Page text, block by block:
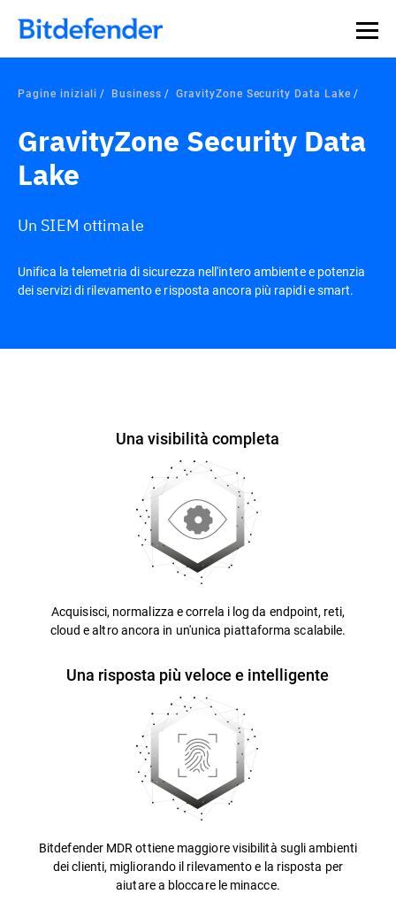
Pagine iniziali Business GravityZone Security Data Lake
GravityZone Security Data
Lake
Un SIEM ottimale
Unifica la telemetria di sicurezza nell'intero ambiente e potenzia
dei servizi di rilevamento e risposta ancora più rapidi e smart.
Una visibilità completa
Acquisisci, normalizza e correla i log da endpoint, reti,
cloud e altro ancora in un'unica piattaforma scalabile.
Una risposta più veloce e intelligente
Bitdefender MDR ottiene maggiore visibilità sugli ambienti
dei clienti, migliorando il rilevamento e la risposta per
aiutare a bloccare le minacce.